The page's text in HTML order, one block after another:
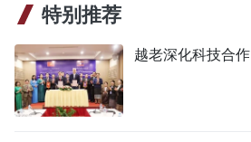
特别推荐
越老深化科技合作